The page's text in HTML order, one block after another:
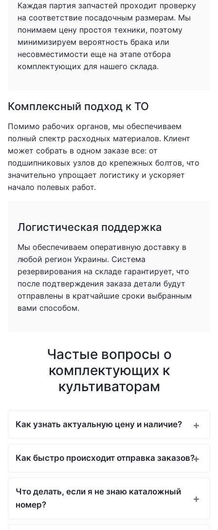
Каждая партия запчастей проходит проверку
на соответствие посадочным размерам. Мы
понимаем цену простоя техники, поэтому
минимизируем вероятность брака или
несовместимости еще на этапе отбора
комплектующих для нашего склада.
Комплексный подход к ТО
Помимо рабочих органов, мы обеспечиваем
полный спектр расходных материалов. Клиент
может собрать в одном заказе все: от
подшипниковых узлов до крепежных болтов, что
значительно упрощает логистику и ускоряет
начало полевых работ.
Логистическая поддержка
Мы обеспечиваем оперативную доставку в
любой регион Украины. Система
резервирования на складе гарантирует, что
после подтверждения заказа детали будут
отправлены в кратчайшие сроки выбранным
вами способом.
Частые вопросы о
комплектующих к
культиваторам
Как узнать актуальную цену и наличие?
Как быстро происходит отправка заказов?
Что делать, если я не знаю каталожный
номер?